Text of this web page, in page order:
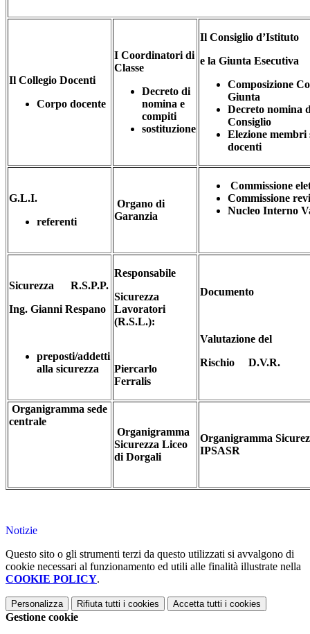
Il Collegio Docenti
Corpo docente
I Coordinatori di
Classe
Decreto di
nomina e
compiti
sostituzione
Il Consiglio d’Istituto
e la Giunta Esecutiva
Composizione
Giunta
Decreto nomina
Consiglio
Elezione
docenti
G.L.I.
referenti
Organo di
Garanzia
Commissione
Commissione
Nucleo Interno
Sicurezza R.S.P.P.
Ing. Gianni Respano
preposti/addetti
alla sicurezza
Responsabile
Sicurezza
Lavoratori
(R.S.L.):
Piercarlo
Ferralis
Documento
Valutazione del
Rischio D.V.R.
Organigramma sede
centrale
Organigramma
Sicurezza Liceo
di Dorgali
Organigramma
IPSASR
Notizie
Questo sito o gli strumenti terzi da questo utilizzati si avvalgono di
cookie necessari al funzionamento ed utili alle finalità illustrate nella
COOKIE POLICY.
Personalizza Rifiuta tutti i cookies Accetta tutti i cookies
Gestione cookie